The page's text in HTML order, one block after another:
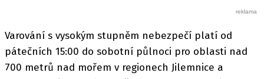
Varování s vysokým stupněm nebezpečí platí od
pátečních 15:00 do sobotní půlnoci pro oblasti nad
700 metrů nad mořem v regionech Jilemnice a